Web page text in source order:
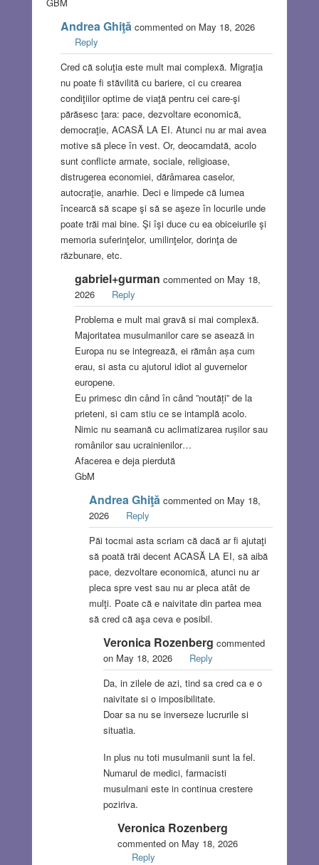
Andrea Ghiţăcommented on May 18, 2026
Reply
Cred că soluţia este mult mai complexă. Migraţia
nu poate fi stăvilită cu bariere, ci cu crearea
condiţiilor optime de viaţă pentru cei care-şi
părăsesc ţara: pace, dezvoltare economică,
democraţie, ACASĂ LA EI. Atunci nu ar mai avea
motive să plece în vest. Or, deocamdată, acolo
sunt conflicte armate, sociale, religioase,
distrugerea economiei, dărâmarea caselor,
autocraţie, anarhie. Deci e limpede că lumea
încearcă să scape şi să se aşeze în locurile unde
poate trăi mai bine. Şi îşi duce cu ea obiceiurile şi
memoria suferinţelor, umilinţelor, dorinţa de
răzbunare, etc.
gabriel+gurman commented on May 18,
2026
Reply
Problema e mult mai gravă si mai complexă.
Majoritatea musulmanilor care se asează in
Europa nu se integrează, ei rămân așa cum
erau, si asta cu ajutorul idiot al guvernelor
europene.
Eu primesc din când în când ”noutăți” de la
prieteni, si cam stiu ce se intamplă acolo.
Nimic nu seamană cu aclimatizarea rușilor sau
românilor sau ucrainienilor…
Afacerea e deja pierdută
GbM
Andrea Ghiţăcommented on May 18,
2026
Reply
Păi tocmai asta scriam că dacă ar fi ajutaţi
să poată trăi decent ACASĂ LA EI, să aibă
pace, dezvoltare economică, atunci nu ar
pleca spre vest sau nu ar pleca atât de
mulţi. Poate că e naivitate din partea mea
să cred că aşa ceva e posibil.
Veronica Rozenberg commented
on May 18, 2026
Reply
Da, in zilele de azi, tind sa cred ca e o
naivitate si o imposibilitate.
Doar sa nu se inverseze lucrurile si
situatia.
In plus nu toti musulmanii sunt la fel.
Numarul de medici, farmacisti
musulmani este in continua crestere
poziriva.
Veronica Rozenberg
commented on May 18, 2026
Reply